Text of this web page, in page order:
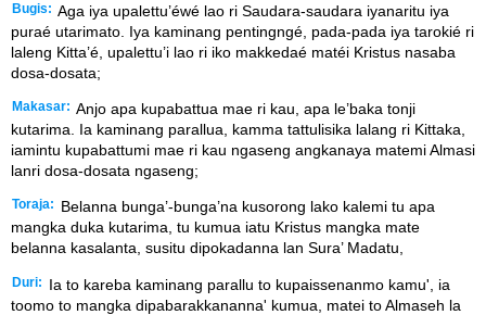
Bugis: Aga iya upalettu’éwé lao ri Saudara-saudara iyanaritu iya
puraé utarimato. Iya kaminang pentingngé, pada-pada iya tarokié ri
laleng Kitta’é, upalettu’i lao ri iko makkedaé matéi Kristus nasaba
dosa-dosata;
Makasar: Anjo apa kupabattua mae ri kau, apa le’baka tonji
kutarima. Ia kaminang parallua, kamma tattulisika lalang ri Kittaka,
iamintu kupabattumi mae ri kau ngaseng angkanaya matemi Almasi
lanri dosa-dosata ngaseng;
Toraja:
Belanna bunga’-bunga’na kusorong lako kalemi tu apa
mangka duka kutarima, tu kumua iatu Kristus mangka mate
belanna kasalanta, susitu dipokadanna lan Sura’ Madatu,
Duri:
Ia to kareba kaminang parallu to kupaissenanmo kamu', ia
toomo to mangka dipabarakkananna' kumua, matei to Almaseh la